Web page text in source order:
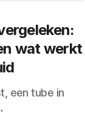
wat werkt
een tube in